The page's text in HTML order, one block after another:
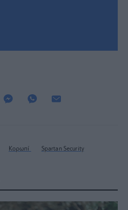
Κορωπί Spartan Security